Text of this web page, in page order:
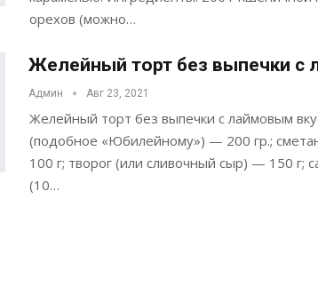
орехов (можно…
Желейный торт без выпечки с
Админ Авг 23, 2021
Желейный торт без выпечки с лаймовым
(подобное «Юбилейному») — 200 гр.;
100 г; творог (или сливочный сыр) — 150 г;
(10…